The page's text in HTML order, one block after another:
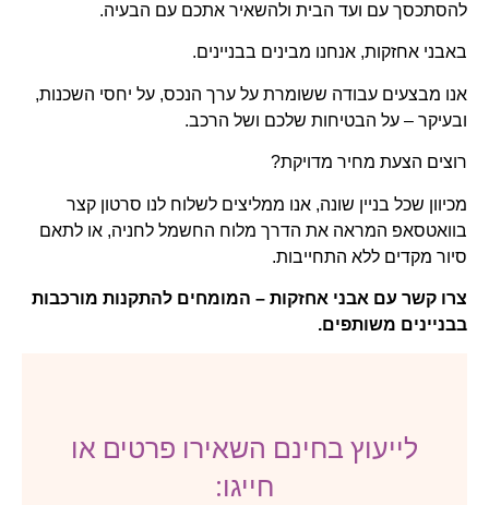
להסתכסך עם ועד הבית ולהשאיר אתכם עם הבעיה.
באבני אחזקות, אנחנו מבינים בבניינים.
אנו מבצעים עבודה ששומרת על ערך הנכס, על יחסי השכנות,
ובעיקר – על הבטיחות שלכם ושל הרכב.
רוצים הצעת מחיר מדויקת?
מכיוון שכל בניין שונה, אנו ממליצים לשלוח לנו סרטון קצר
בוואטסאפ המראה את הדרך מלוח החשמל לחניה, או לתאם
סיור מקדים ללא התחייבות.
צרו קשר עם אבני אחזקות – המומחים להתקנות מורכבות
בבניינים משותפים.
לייעוץ בחינם השאירו פרטים או
חייגו: